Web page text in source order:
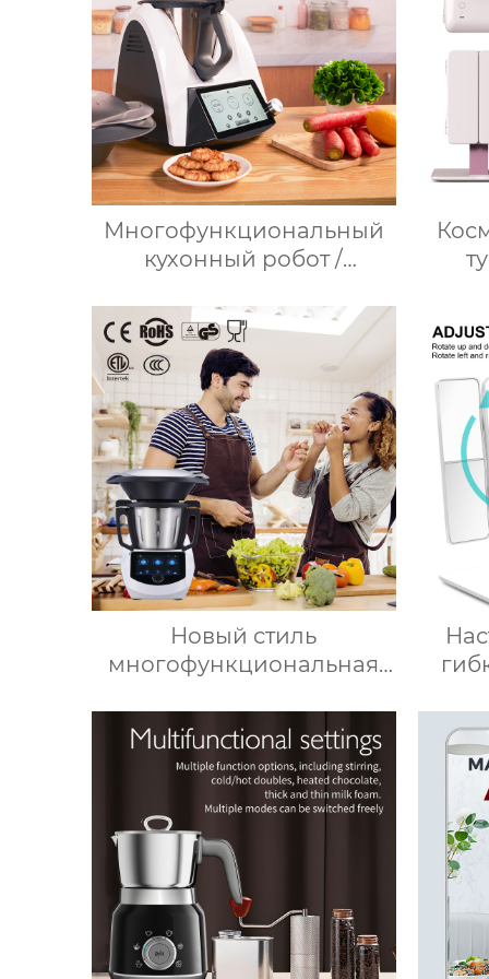
Многофункциональный
кухонный робот /
WLAN / 12 скоростей / 37°C
– 160°C /
Программируемый /
Предустановленные
рецепты / Миксер
Новый стиль
многофункциональная
для приготовления пищи
3.5л robot cucina tm 6
новый термомиксер t6